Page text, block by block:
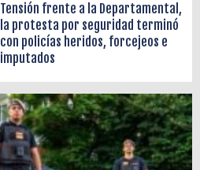
Tensión frente a la Departamental,
la protesta por seguridad terminó
con policías heridos, forcejeos e
imputados